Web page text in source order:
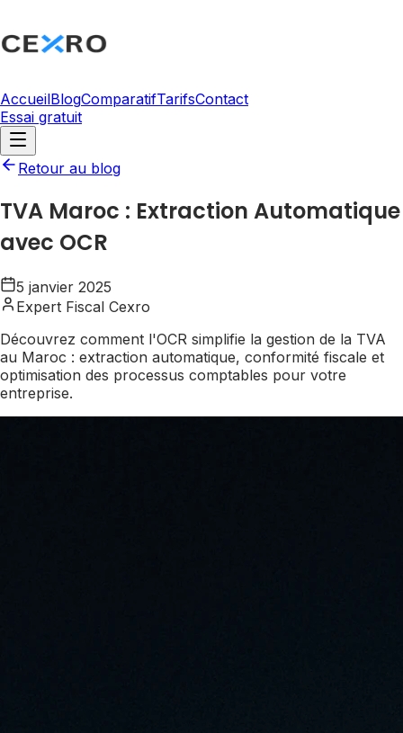
AccueilBlogComparatifTarifsContact
Essai gratuit
Retour au blog
TVA Maroc : Extraction Automatique
avec OCR
5 janvier 2025
Expert Fiscal Cexro
Découvrez comment l'OCR simplifie la gestion de la TVA
au Maroc : extraction automatique, conformité fiscale et
optimisation des processus comptables pour votre
entreprise.